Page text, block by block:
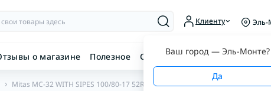
Клиенту Эль-
Ваш город — Эль-Монте?
о магазине Полезное Связаться с нами
Mitas MC-32 WITH SIPES 100/80-17 52R TL* M+S